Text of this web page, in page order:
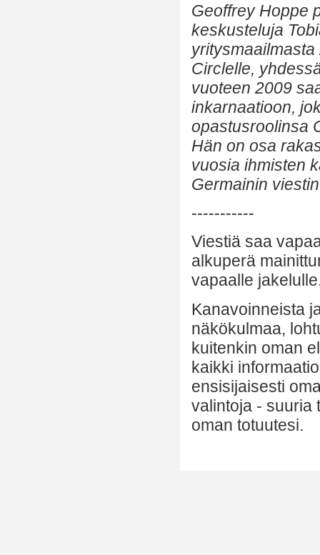
Geoffrey Hoppe
keskusteluja
Circlelle,
vuoteen 2009
inkarnaatioon,
opastusroolinsa
Hän on osa
vuosia ihmisten
Germainin
-----------
Viestiä saa
alkuperä
vapaalle
Kanavoinneista
näkökulmaa,
kuitenkin oman
kaikki
ensisijaisesti
valintoja - suuria
oman totuutesi.